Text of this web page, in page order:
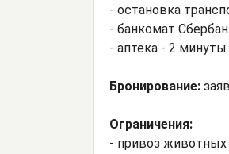
- остановка
- банкомат
- аптека - 2 минуты
Бронирование:
Ограничения:
- привоз